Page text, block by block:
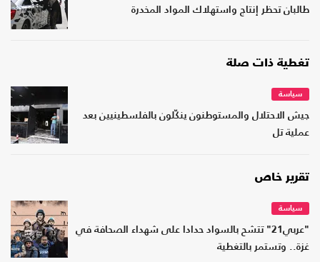
طالبان تحظر إنتاج واستهلاك المواد المخدرة
تغطية ذات صلة
سياسة
جيش الاحتلال والمستوطنون ينكّلون بالفلسطينيين بعد
عملية تل
تقرير خاص
سياسة
"عربي21" تتشح بالسواد حدادا على شهداء الصحافة في
غزة.. وتستمر بالتغطية